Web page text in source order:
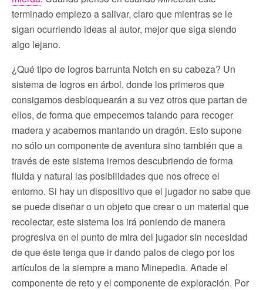
terminado empiezo a salivar, claro que mientras se le
sigan ocurriendo ideas al autor, mejor que siga siendo
algo lejano.
¿Qué tipo de logros barrunta Notch en su cabeza? Un
sistema de logros en árbol, donde los primeros que
consigamos desbloquearán a su vez otros que partan de
ellos, de forma que empecemos talando para recoger
madera y acabemos mantando un dragón. Esto supone
no sólo un componente de aventura sino también que a
través de este sistema iremos descubriendo de forma
fluida y natural las posibilidades que nos ofrece el
entorno. Si hay un dispositivo que el jugador no sabe que
se puede diseñar o un objeto que crear o un material que
recolectar, este sistema los irá poniendo de manera
progresiva en el punto de mira del jugador sin necesidad
de que éste tenga que ir dando palos de ciego por los
artículos de la siempre a mano Minepedia. Añade el
componente de reto y el componente de exploración. Por